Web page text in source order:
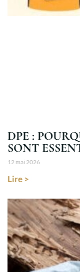
DPE :
SONT
12 mai 2026
Lire >